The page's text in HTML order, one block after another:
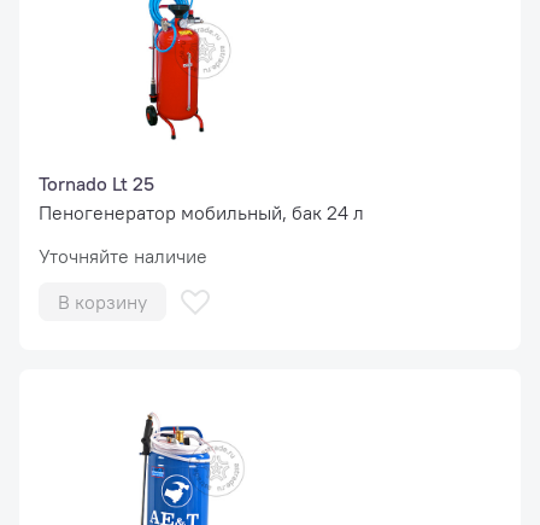
Tornado Lt 25
Пеногенератор мобильный, бак 24 л
Уточняйте наличие
В корзину